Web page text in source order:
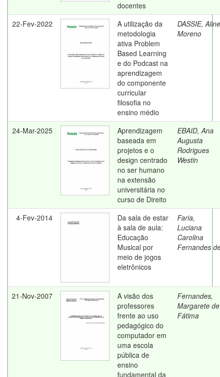
docentes
22-Fev-2022
A utilização da
metodologia
ativa Problem
Based Learning
e do Podcast na
aprendizagem
do componente
curricular
filosofia no
ensino médio
DASSIE, Aline
Moreno
24-Mar-2025
Aprendizagem
baseada em
projetos e o
design centrado
no ser humano
na extensão
universitária no
curso de Direito
EBAID, Ana
Augusta
Rodrigues
Westin
4-Fev-2014
Da sala de estar
à sala de aula:
Educação
Musical por
meio de jogos
eletrônicos
Faria,
Luciana
Carolina
Fernandes
21-Nov-2007
A visão dos
professores
frente ao uso
pedagógico do
computador em
uma escola
pública de
ensino
fundamental da
Fernandes,
Margarete de
Fátima